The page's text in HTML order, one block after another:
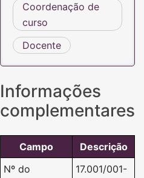
Coordenação de
curso
Docente
Informações
complementares
Campo
Descrição
Nº do
17.001/001-